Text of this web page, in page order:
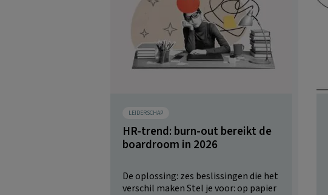
LEIDERSCHAP
HR-trend: burn-out bereikt de
boardroom in 2026
De oplossing: zes beslissingen die het
verschil maken Stel je voor: op papier